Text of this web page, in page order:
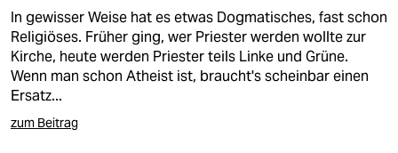
In gewisser Weise hat es etwas Dogmatisches, fast schon
Religiöses. Früher ging, wer Priester werden wollte zur
Kirche, heute werden Priester teils Linke und Grüne.
Wenn man schon Atheist ist, braucht's scheinbar einen
Ersatz...
zum Beitrag